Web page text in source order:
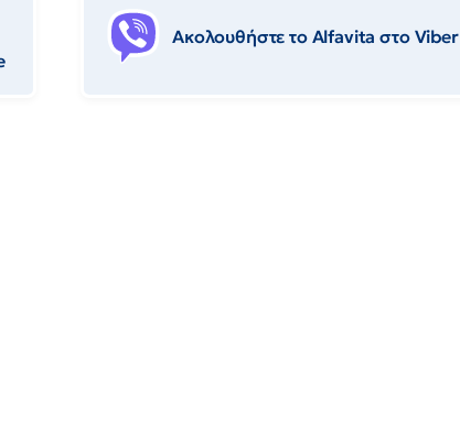
Ακολουθήστε το Αlfavita στο Viber